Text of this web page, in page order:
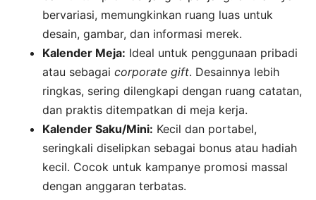
bervariasi, memungkinkan ruang luas untuk
desain, gambar, dan informasi merek.
Kalender Meja: Ideal untuk penggunaan pribadi
atau sebagai corporate gift. Desainnya lebih
ringkas, sering dilengkapi dengan ruang catatan,
dan praktis ditempatkan di meja kerja.
Kalender Saku/Mini: Kecil dan portabel,
seringkali diselipkan sebagai bonus atau hadiah
kecil. Cocok untuk kampanye promosi massal
dengan anggaran terbatas.